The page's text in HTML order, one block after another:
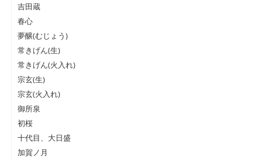
吉田蔵
春心
夢醸(むじょう)
常きげん(生)
常きげん(火入れ)
宗玄(生)
宗玄(火入れ)
御所泉
初桜
十代目、大日盛
加賀ノ月